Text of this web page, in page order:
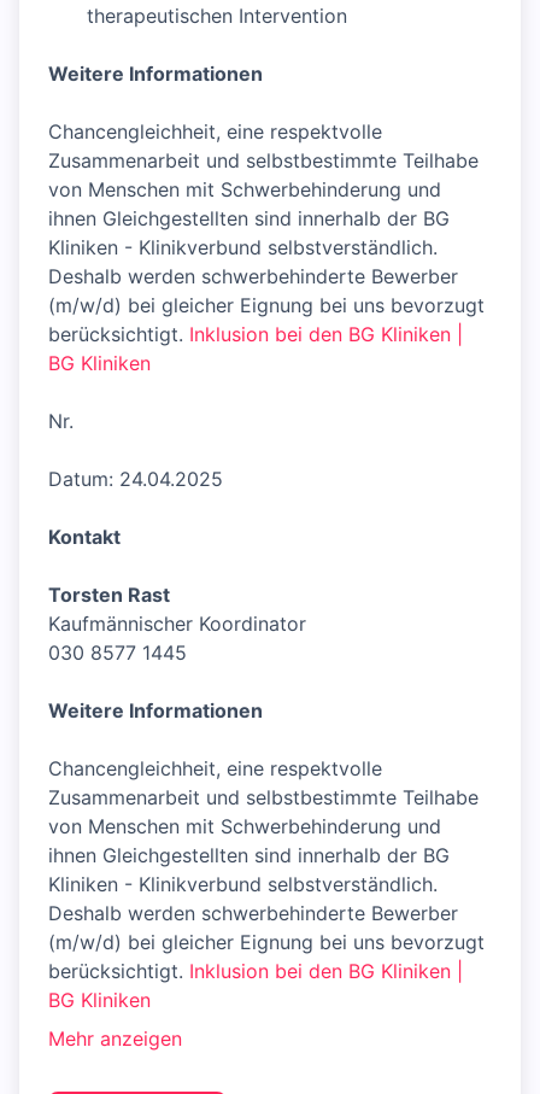
therapeutischen Intervention
Weitere Informationen
Chancengleichheit, eine respektvolle
Zusammenarbeit und selbstbestimmte Teilhabe
von Menschen mit Schwerbehinderung und
ihnen Gleichgestellten sind innerhalb der BG
Kliniken - Klinikverbund selbstverständlich.
Deshalb werden schwerbehinderte Bewerber
(m/w/d) bei gleicher Eignung bei uns bevorzugt
berücksichtigt. Inklusion bei den BG Kliniken |
BG Kliniken
Nr.
Datum: 24.04.2025
Kontakt
Torsten Rast
Kaufmännischer Koordinator
030 8577 1445
Weitere Informationen
Chancengleichheit, eine respektvolle
Zusammenarbeit und selbstbestimmte Teilhabe
von Menschen mit Schwerbehinderung und
ihnen Gleichgestellten sind innerhalb der BG
Kliniken - Klinikverbund selbstverständlich.
Deshalb werden schwerbehinderte Bewerber
(m/w/d) bei gleicher Eignung bei uns bevorzugt
berücksichtigt. Inklusion bei den BG Kliniken |
BG Kliniken
Mehr anzeigen